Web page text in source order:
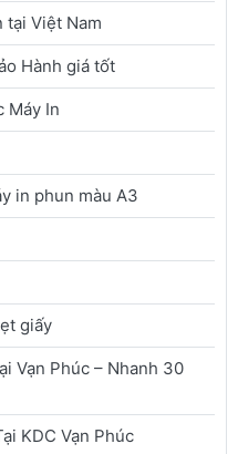
tại Việt Nam
Hành giá tốt
Máy In
in phun màu A3
giấy
Vạn Phúc – Nhanh 30
KDC Vạn Phúc